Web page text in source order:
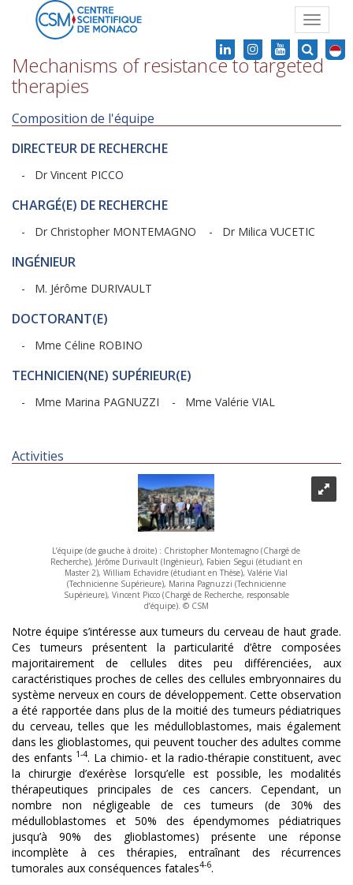
Toggle
Mechanisms of resistance to targeted
therapies
Composition de l'équipe
DIRECTEUR DE RECHERCHE
- Dr Vincent PICCO
CHARGÉ(E) DE RECHERCHE
- Dr Christopher MONTEMAGNO - Dr Milica VUCETIC
INGÉNIEUR
- M. Jérôme DURIVAULT
DOCTORANT(E)
- Mme Céline ROBINO
TECHNICIEN(NE) SUPÉRIEUR(E)
- Mme Marina PAGNUZZI - Mme Valérie VIAL
Activities
L’équipe (de gauche à droite) : Christopher Montemagno (Chargé de
Recherche), Jérôme Durivault (Ingénieur), Fabien Segui (étudiant en
Master 2), William Echavidre (étudiant en Thèse), Valérie Vial
(Technicienne Supérieure), Marina Pagnuzzi (Technicienne
Supérieure), Vincent Picco (Chargé de Recherche, responsable
d’équipe). © CSM
Notre équipe s’intéresse aux tumeurs du cerveau de haut grade.
Ces tumeurs présentent la particularité d’être composées
majoritairement de cellules dites peu différenciées, aux
caractéristiques proches de celles des cellules embryonnaires du
système nerveux en cours de développement. Cette observation
a été rapportée dans plus de la moitié des tumeurs pédiatriques
du cerveau, telles que les médulloblastomes, mais également
dans les glioblastomes, qui peuvent toucher des adultes comme
des enfants 1-4. La chimio- et la radio-thérapie constituent, avec
la chirurgie d’exérèse lorsqu’elle est possible, les modalités
thérapeutiques principales de ces cancers. Cependant, un
nombre non négligeable de ces tumeurs (de 30% des
médulloblastomes et 50% des épendymomes pédiatriques
jusqu’à 90% des glioblastomes) présente une réponse
incomplète à ces thérapies, entraînant des récurrences
tumorales aux conséquences fatales4-6.